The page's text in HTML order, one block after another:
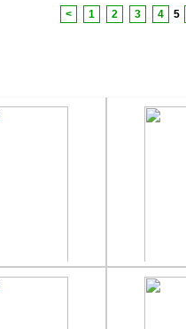
< 1 2 3 4 5
Penerbit
Th.Terbit
FAYAKUN
Khasanah
XI untuk SMA/MA
Ekonomi